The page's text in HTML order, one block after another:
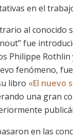
en el
al conocido
fue
Philippe Rothlin
fenómeno,
libro «El nuevo
una gran
en las